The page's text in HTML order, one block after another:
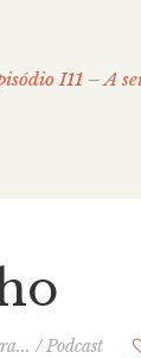
I11 – A
/Podcast